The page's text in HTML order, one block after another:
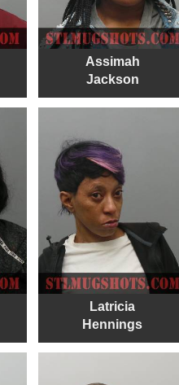
Assimah
Jackson
Latricia
Hennings